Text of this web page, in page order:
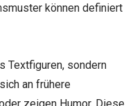
können definiert
Textfiguren, sondern
an frühere